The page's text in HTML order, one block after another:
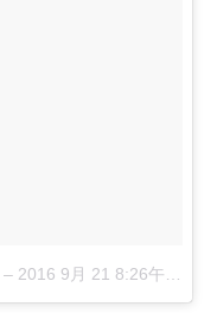
– 2016 9月 21 8:26午後 PDT